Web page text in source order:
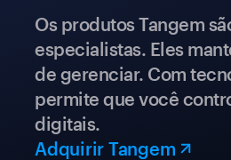
Os produtos Tangem
especialistas. Eles
de gerenciar. Com
permite que você
digitais.
Adquirir Tangem